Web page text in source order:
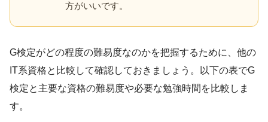
方がいいです。
G検定がどの程度の難易度なのかを把握するために、他の
IT系資格と比較して確認しておきましょう。以下の表でG
検定と主要な資格の難易度や必要な勉強時間を比較しま
す。